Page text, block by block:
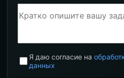
Я даю согласие на
данных